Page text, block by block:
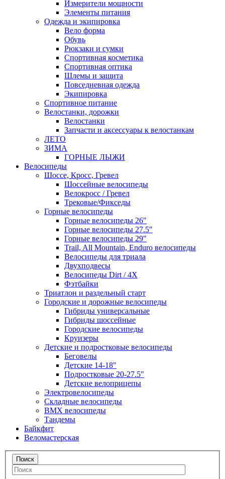
Измерители мощности
Элементы питания
Одежда и экипировка
Вело форма
Обувь
Рюкзаки и сумки
Спортивная косметика
Спортивная оптика
Шлемы и защита
Повседневная одежда
Экипировка
Спортивное питание
Велостанки, дорожки
Велостанки
Запчасти и аксессуары к велостанкам
ЛЕТО
ЗИМА
ГОРНЫЕ ЛЫЖИ
Велосипеды
Шоссе, Кросс, Гревел
Шоссейные велосипеды
Велокросс / Гревел
Трековые/Фикседы
Горные велосипеды
Горные велосипеды 26"
Горные велосипеды 27.5"
Горные велосипеды 29"
Trail, All Mountain, Enduro велосипеды
Велосипеды для триала
Двухподвесы
Велосипеды Dirt / 4X
Фэтбайки
Триатлон и раздельный старт
Городские и дорожные велосипеды
Гибриды универсальные
Гибриды шоссейные
Городские велосипеды
Круизеры
Детские и подростковые велосипеды
Беговелы
Детские 14-18"
Подростковые 20-27.5"
Детские велоприцепы
Электровелосипеды
Складные велосипеды
BMX велосипеды
Тандемы
Байкфит
Веломастерская